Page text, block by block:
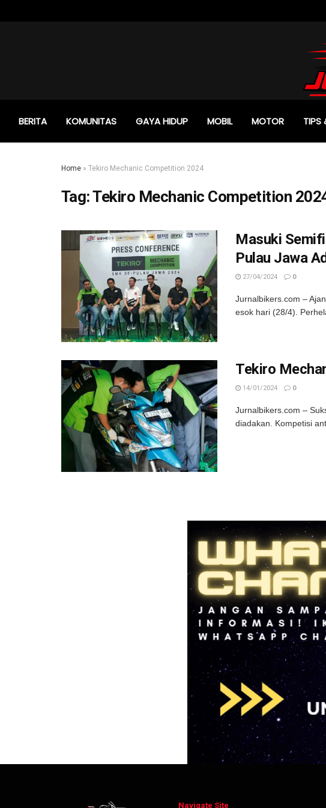
BERITA KOMUNITAS GAYA HIDUP MOBIL MOTOR TIPS
Home » Tekiro Mechanic Competition 2024
Tag:Tekiro Mechanic Competition
Masuki
Pulau Jawa
27/04/2024 0
Jurnalbikers.com –
esok hari (28/4).
Tekiro
14/01/2024 0
Jurnalbikers.com –
diadakan. Kompetisi
Navigate Site